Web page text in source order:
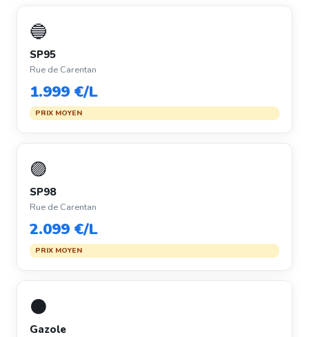
🔵
SP95
Rue de Carentan
1.999 €/L
PRIX MOYEN
🟣
SP98
Rue de Carentan
2.099 €/L
PRIX MOYEN
⚫
Gazole